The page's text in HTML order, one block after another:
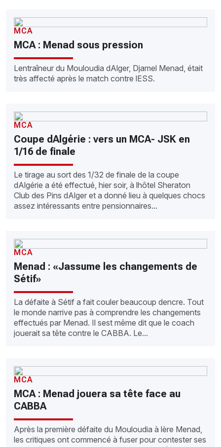
MCA
MCA : Menad sous pression
Lentraîneur du Mouloudia dAlger, Djamel Menad, était
très affecté après le match contre lESS.
MCA
Coupe dAlgérie : vers un MCA- JSK en
1/16 de finale
Le tirage au sort des 1/32 de finale de la coupe
dAlgérie a été effectué, hier soir, à lhôtel Sheraton
Club des Pins dAlger et a donné lieu à quelques chocs
assez intéressants entre pensionnaires...
MCA
Menad : «Jassume les changements de
Sétif»
La défaite à Sétif a fait couler beaucoup dencre. Tout
le monde narrive pas à comprendre les changements
effectués par Menad. Il sest même dit que le coach
jouerait sa tête contre le CABBA. Le...
MCA
MCA : Menad jouera sa tête face au
CABBA
Après la première défaite du Mouloudia à lère Menad,
les critiques ont commencé à fuser pour contester ses